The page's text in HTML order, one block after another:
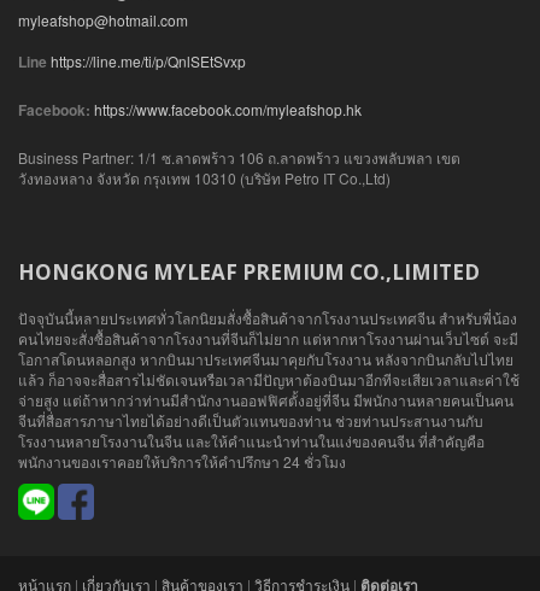
myleafshop@hotmail.com
Line https://line.me/ti/p/QnlSEtSvxp
Facebook: https://www.facebook.com/myleafshop.hk
Business Partner: 1/1 ซ.ลาดพร้าว 106 ถ.ลาดพร้าว แขวงพลับพลา เขต
วังทองหลาง จังหวัด กรุงเทพ 10310 (บริษัท Petro IT Co.,Ltd)
HONGKONG MYLEAF PREMIUM CO.,LIMITED
ปัจจุบันนี้หลายประเทศทั่วโลกนิยมสั่งซื้อสินค้าจากโรงงานประเทศจีน สำหรับพี่น้อง
คนไทยจะสั่งซื้อสินค้าจากโรงงานที่จีนก็ไม่ยาก แต่หากหาโรงงานผ่านเว็บไซต์ จะมี
โอกาสโดนหลอกสูง หากบินมาประเทศจีนมาคุยกับโรงงาน หลังจากบินกลับไปไทย
แล้ว ก็อาจจะสื่อสารไม่ชัดเจนหรือเวลามีปัญหาต้องบินมาอีกทีจะเสียเวลาและค่าใช้
จ่ายสูง แต่ถ้าหากว่าท่านมีสำนักงานออฟฟิศตั้งอยู่ที่จีน มีพนักงานหลายคนเป็นคน
จีนที่สื่อสารภาษาไทยได้อย่างดีเป็นตัวแทนของท่าน ช่วยท่านประสานงานกับ
โรงงานหลายโรงงานในจีน และให้คำแนะนำท่านในแง่ของคนจีน ที่สำคัญคือ
พนักงานของเราคอยให้บริการให้คำปรึกษา 24 ชั่วโมง
หน้าแรก | เกี่ยวกับเรา | สินค้าของเรา | วิธีการชำระเงิน | ติดต่อเรา